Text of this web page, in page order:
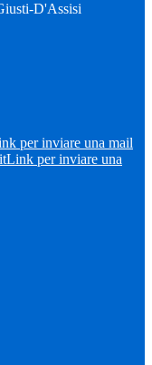
D'Assisi
per inviare una mail
Link per inviare una